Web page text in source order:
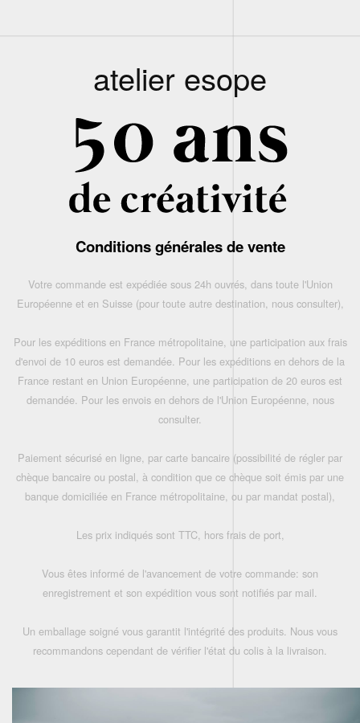
atelier esope
Conditions générales de vente
Votre commande est expédiée sous 24h ouvrés, dans toute l'Union
Européenne et en Suisse (pour toute autre destination, nous consulter),
Pour les expéditions en France métropolitaine, une participation aux frais
d'envoi de 10 euros est demandée. Pour les expéditions en dehors de la
France restant en Union Européenne, une participation de 20 euros est
demandée. Pour les envois en dehors de l'Union Européenne, nous
consulter.
Paiement sécurisé en ligne, par carte bancaire (possibilité de régler par
chèque bancaire ou postal, à condition que ce chèque soit émis par une
banque domiciliée en France métropolitaine, ou par mandat postal),
Les prix indiqués sont TTC, hors frais de port,
Vous êtes informé de l'avancement de votre commande: son
enregistrement et son expédition vous sont notifiés par mail.
Un emballage soigné vous garantit l'intégrité des produits. Nous vous
recommandons cependant de vérifier l'état du colis à la livraison.